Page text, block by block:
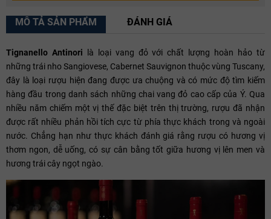
MÔ TẢ SẢN PHẨM ĐÁNH GIÁ
Tignanello Antinori
là loại vang đỏ với chất lượng hoàn hảo từ
những trái nho Sangiovese, Cabernet Sauvignon thuộc vùng Tuscany,
đây là loại rượu hiện đang được ưa chuộng và có mức độ tìm kiếm
hàng đầu trong danh sách những chai vang đỏ cao cấp của Ý. Qua
nhiều năm chiếm một vị thế đặc biệt trên thị trường, rượu đã nhận
được rất nhiều phản hồi tích cực từ phía thực khách trong và ngoài
nước. Chẳng hạn như thực khách đánh giá rằng rượu có hương vị
thơm ngon, dễ uống, có sự cân bằng tốt giữa hương vị lên men và
hương trái cây ngọt ngào.